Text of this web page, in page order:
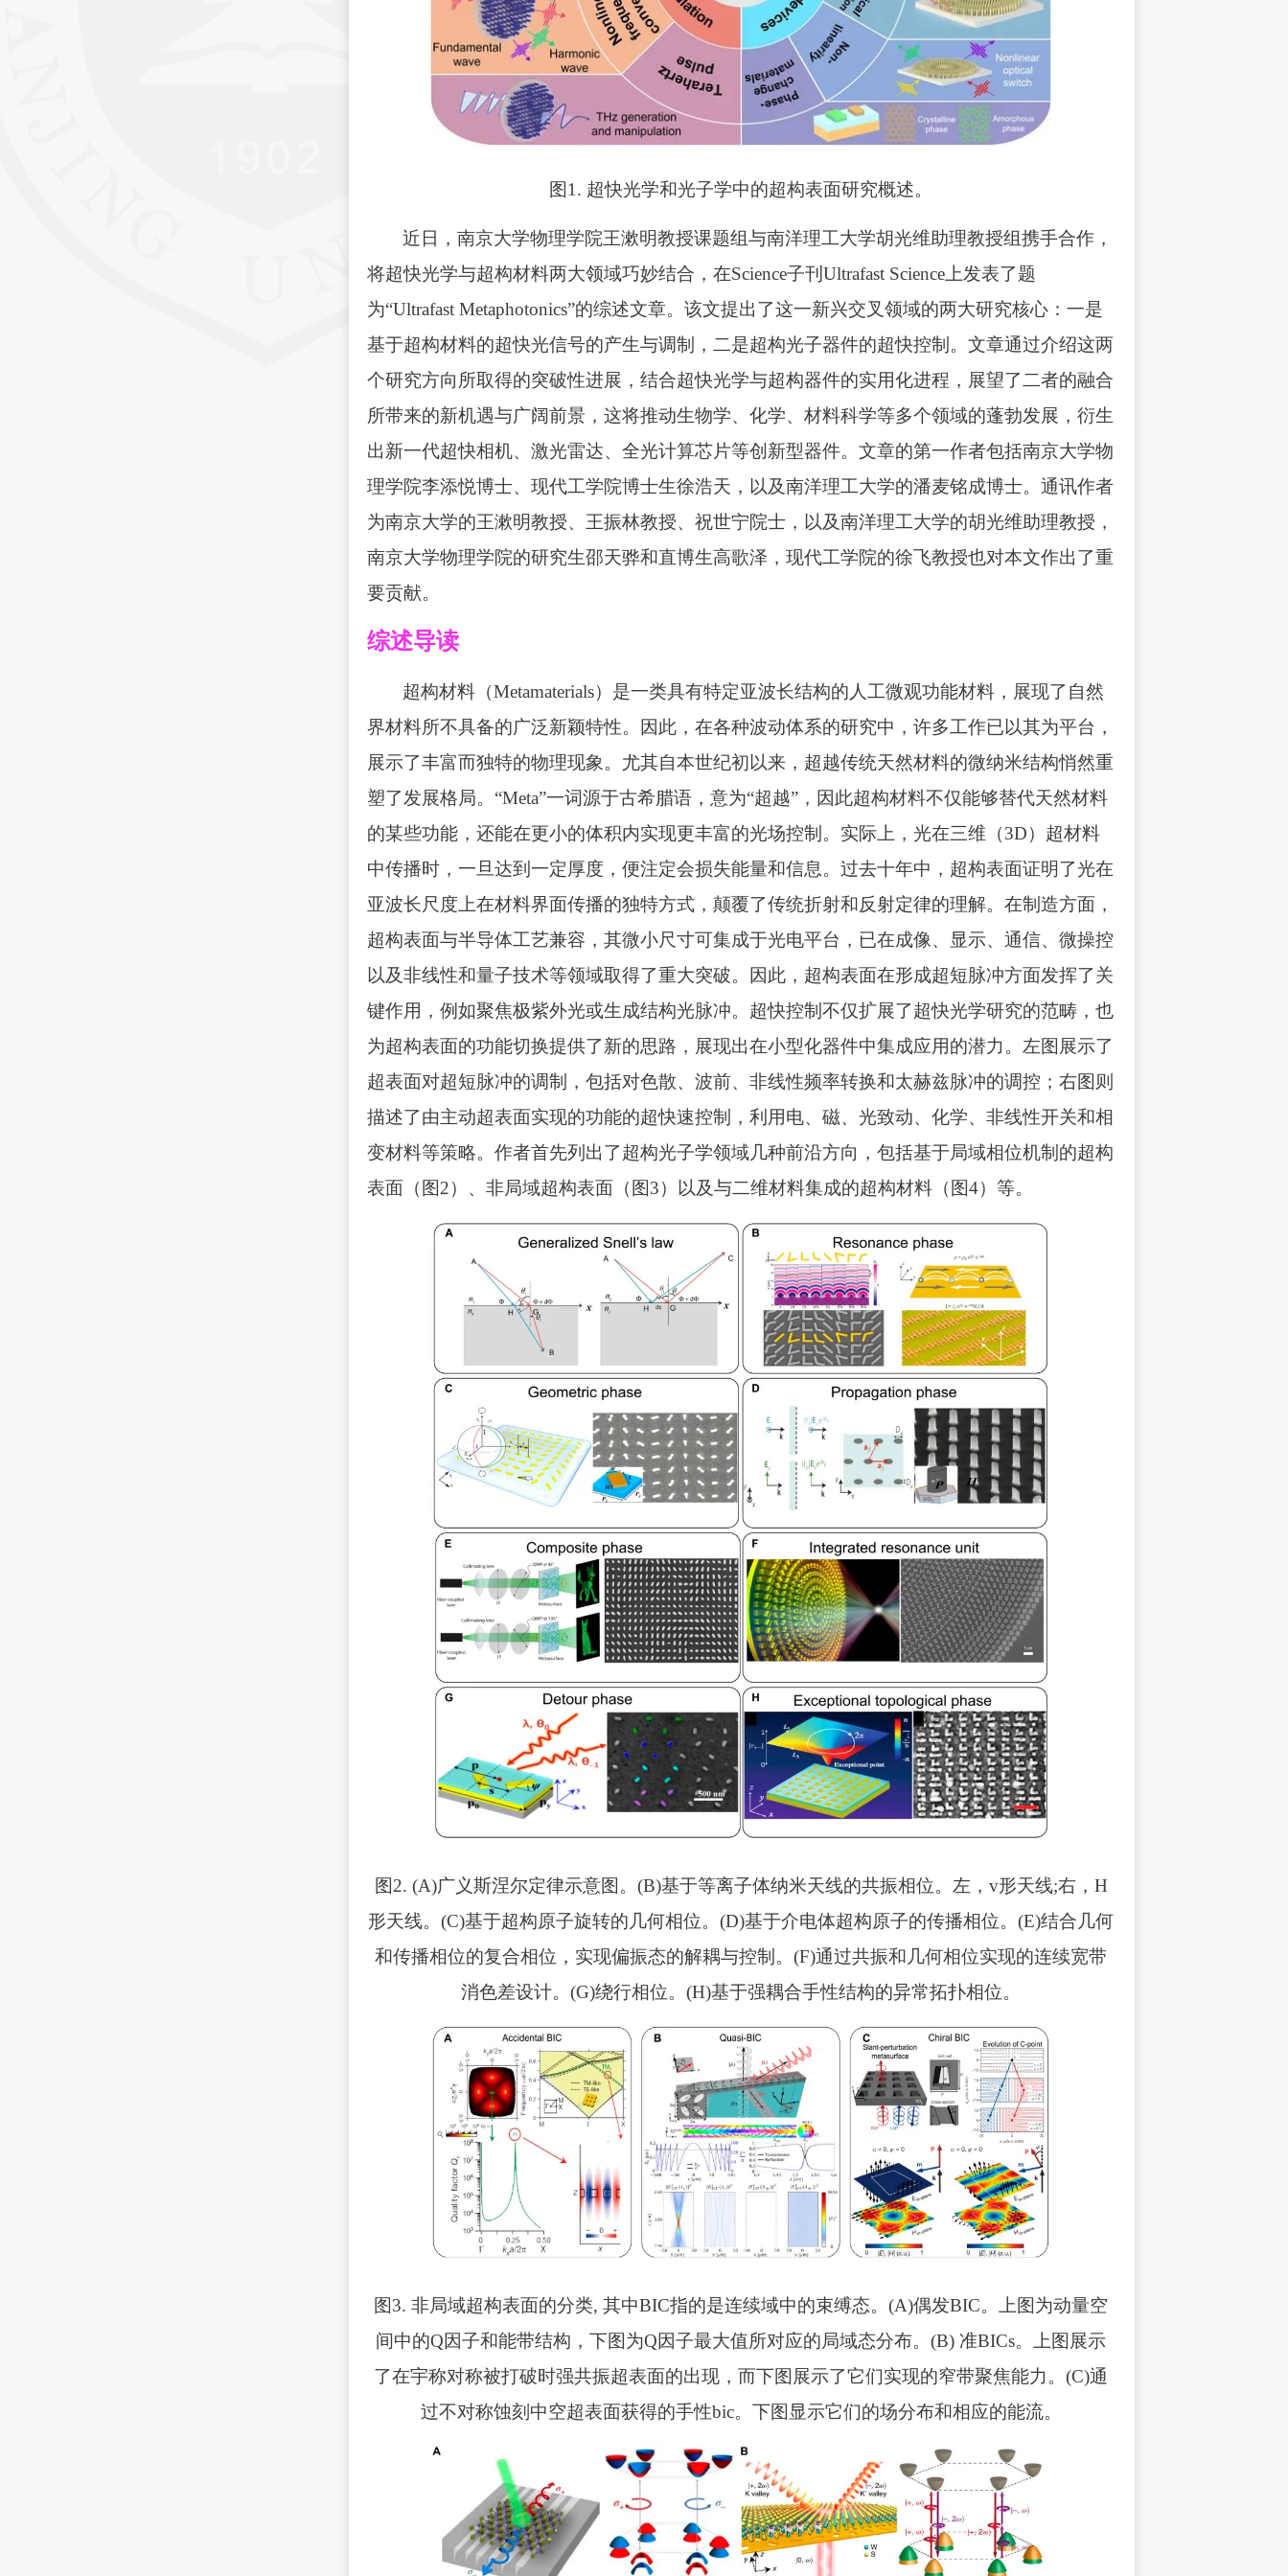
图1. 超快光学和光子学中的超构表面研究概述。
近日，南京大学物理学院王漱明教授课题组与南洋理工大学胡光维助理教授组携手合作，
将超快光学与超构材料两大领域巧妙结合，在Science子刊Ultrafast Science上发表了题
为“Ultrafast Metaphotonics”的综述文章。该文提出了这一新兴交叉领域的两大研究核心：一是
基于超构材料的超快光信号的产生与调制，二是超构光子器件的超快控制。文章通过介绍这两
个研究方向所取得的突破性进展，结合超快光学与超构器件的实用化进程，展望了二者的融合
所带来的新机遇与广阔前景，这将推动生物学、化学、材料科学等多个领域的蓬勃发展，衍生
出新一代超快相机、激光雷达、全光计算芯片等创新型器件。文章的第一作者包括南京大学物
理学院李添悦博士、现代工学院博士生徐浩天，以及南洋理工大学的潘麦铭成博士。通讯作者
为南京大学的王漱明教授、王振林教授、祝世宁院士，以及南洋理工大学的胡光维助理教授，
南京大学物理学院的研究生邵天骅和直博生高歌泽，现代工学院的徐飞教授也对本文作出了重
要贡献。
综述导读
超构材料（Metamaterials）是一类具有特定亚波长结构的人工微观功能材料，展现了自然
界材料所不具备的广泛新颖特性。因此，在各种波动体系的研究中，许多工作已以其为平台，
展示了丰富而独特的物理现象。尤其自本世纪初以来，超越传统天然材料的微纳米结构悄然重
塑了发展格局。“Meta”一词源于古希腊语，意为“超越”，因此超构材料不仅能够替代天然材料
的某些功能，还能在更小的体积内实现更丰富的光场控制。实际上，光在三维（3D）超材料
中传播时，一旦达到一定厚度，便注定会损失能量和信息。过去十年中，超构表面证明了光在
亚波长尺度上在材料界面传播的独特方式，颠覆了传统折射和反射定律的理解。在制造方面，
超构表面与半导体工艺兼容，其微小尺寸可集成于光电平台，已在成像、显示、通信、微操控
以及非线性和量子技术等领域取得了重大突破。因此，超构表面在形成超短脉冲方面发挥了关
键作用，例如聚焦极紫外光或生成结构光脉冲。超快控制不仅扩展了超快光学研究的范畴，也
为超构表面的功能切换提供了新的思路，展现出在小型化器件中集成应用的潜力。左图展示了
超表面对超短脉冲的调制，包括对色散、波前、非线性频率转换和太赫兹脉冲的调控；右图则
描述了由主动超表面实现的功能的超快速控制，利用电、磁、光致动、化学、非线性开关和相
变材料等策略。作者首先列出了超构光子学领域几种前沿方向，包括基于局域相位机制的超构
表面（图2）、非局域超构表面（图3）以及与二维材料集成的超构材料（图4）等。
图2. (A)广义斯涅尔定律示意图。(B)基于等离子体纳米天线的共振相位。左，v形天线;右，H
形天线。(C)基于超构原子旋转的几何相位。(D)基于介电体超构原子的传播相位。(E)结合几何
和传播相位的复合相位，实现偏振态的解耦与控制。(F)通过共振和几何相位实现的连续宽带
消色差设计。(G)绕行相位。(H)基于强耦合手性结构的异常拓扑相位。
图3. 非局域超构表面的分类, 其中BIC指的是连续域中的束缚态。(A)偶发BIC。上图为动量空
间中的Q因子和能带结构，下图为Q因子最大值所对应的局域态分布。(B) 准BICs。上图展示
了在宇称对称被打破时强共振超表面的出现，而下图展示了它们实现的窄带聚焦能力。(C)通
过不对称蚀刻中空超表面获得的手性bic。下图显示它们的场分布和相应的能流。